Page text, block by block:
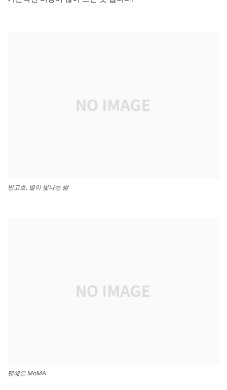
반고흐, 별이 빛나는 밤
맨해튼 MoMA